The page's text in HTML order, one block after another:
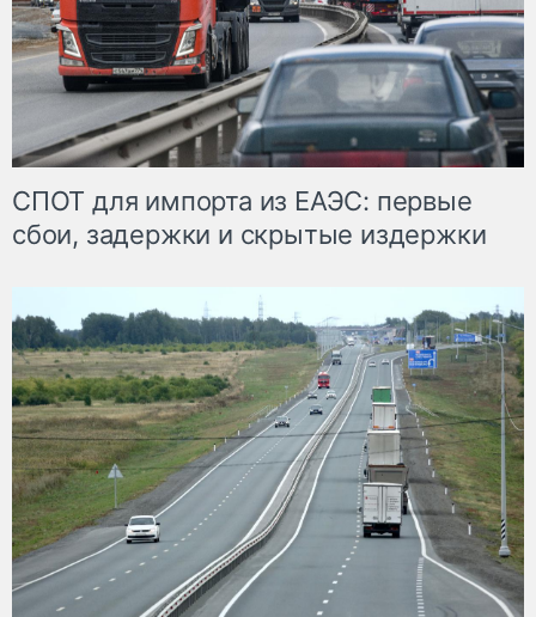
СПОТ для импорта из ЕАЭС: первые
сбои, задержки и скрытые издержки